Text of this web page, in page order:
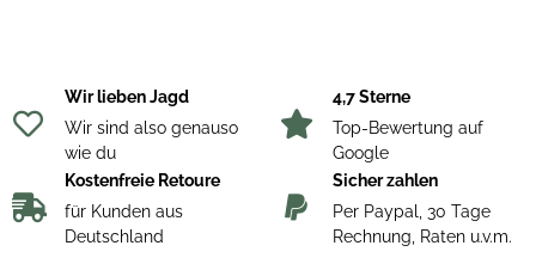
Wir lieben Jagd
Wir sind also genauso
wie du
4,7 Sterne
Top-Bewertung auf
Google
Kostenfreie Retoure
für Kunden aus
Deutschland
Sicher zahlen
Per Paypal, 30 Tage
Rechnung, Raten u.v.m.